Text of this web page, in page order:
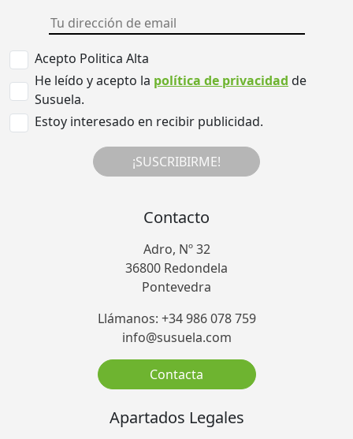
Acepto Politica Alta
He leído y acepto la política de privacidad de
Susuela.
Estoy interesado en recibir publicidad.
¡SUSCRIBIRME!
Contacto
Adro, Nº 32
36800 Redondela
Pontevedra
Llámanos: +34 986 078 759
info@susuela.com
Contacta
Apartados Legales